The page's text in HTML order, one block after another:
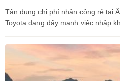
Tận dụng chi phí nhân công rẻ tại
Toyota đang đẩy mạnh việc nhập